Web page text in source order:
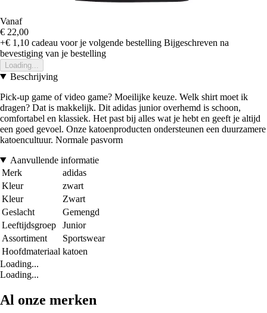
Vanaf
€ 22,00
+€ 1,10 cadeau voor je volgende bestelling Bijgeschreven na
bevestiging van je bestelling
Loading...
Beschrijving
Pick-up game of video game? Moeilijke keuze. Welk shirt moet ik
dragen? Dat is makkelijk. Dit adidas junior overhemd is schoon,
comfortabel en klassiek. Het past bij alles wat je hebt en geeft je altijd
een goed gevoel. Onze katoenproducten ondersteunen een duurzamere
katoencultuur. Normale pasvorm
Aanvullende informatie
Merk
adidas
Kleur
zwart
Kleur
Zwart
Geslacht
Gemengd
Leeftijdsgroep
Junior
Assortiment
Sportswear
Hoofdmateriaal katoen
Loading...
Loading...
Al onze merken